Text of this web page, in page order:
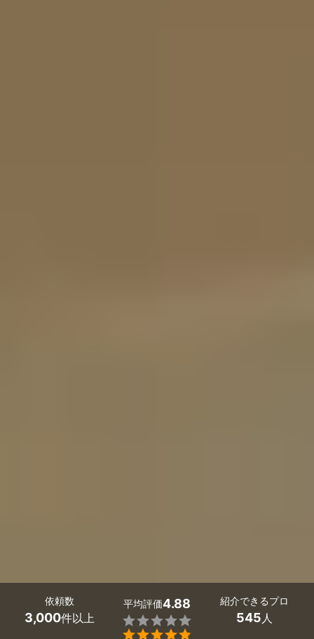
依頼数
3,000件以上
平均評価4.88


紹介できるプロ
545人